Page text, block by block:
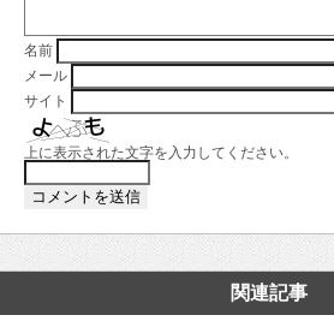
名前
メール
サイト
上に表示された文字を入力してください。
関連記事